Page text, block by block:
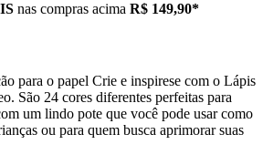
nas compras acima R$ 149,90*
para o papel Crie e inspirese com o Lápis
São 24 cores diferentes perfeitas para
um lindo pote que você pode usar como
ou para quem busca aprimorar suas